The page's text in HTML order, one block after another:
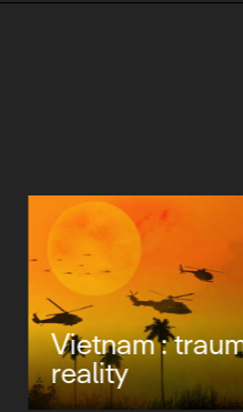
Vietnam :
reality